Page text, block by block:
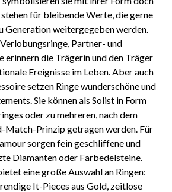
für bleibende Werte, die gerne
Generation weitergegeben werden.
Partner- und
erinnern die Trägerin und den Träger
Ereignisse im Leben. Aber auch
setzen Ringe wunderschöne und
Sie können als Solist in Form
oder zu mehreren, nach dem
Match-Prinzip getragen werden. Für
sorgen fein geschliffene und
Diamanten oder Farbedelsteine.
eine große Auswahl an Ringen:
It-Pieces aus Gold, zeitlose